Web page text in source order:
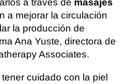
a mejorar la circulación
la producción de
Ana Yuste, directora de
Associates.
cuidado con la piel